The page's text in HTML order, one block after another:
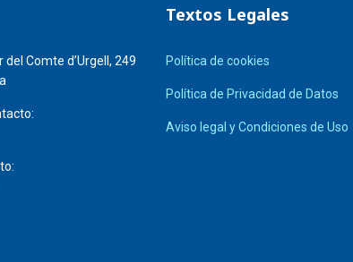
del Comte d’Urgell, 249
Textos Legales
Política de cookies
Política de Privacidad de Datos
Aviso legal y Condiciones de Uso